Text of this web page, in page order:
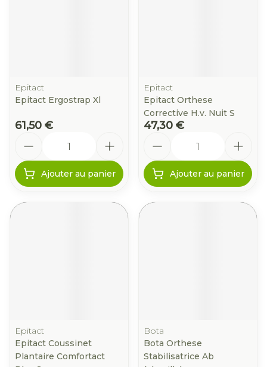
Epitact
Epitact Ergostrap Xl
61,50 €
Ajouter au panier
Epitact
Epitact Orthese
Corrective H.v. Nuit S
47,30 €
Ajouter au panier
Epitact
Epitact Coussinet
Plantaire Comfortact
Bota
Bota Orthese
Stabilisatrice Ab